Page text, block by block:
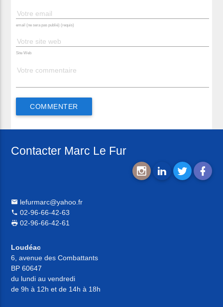
email (ne sera pas publié) (requis)
Site Web
Contacter Marc Le Fur
lefurmarc@yahoo.fr
02-96-66-42-63
02-96-66-42-61
Loudéac
6, avenue des Combattants
BP 60647
du lundi au vendredi
de 9h à 12h et de 14h à 18h